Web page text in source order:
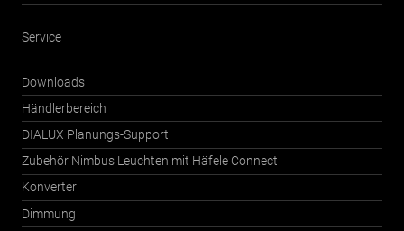
Service
Downloads
Händlerbereich
DIALUX Planungs-Support
Zubehör Nimbus Leuchten mit Häfele Connect
Konverter
Dimmung